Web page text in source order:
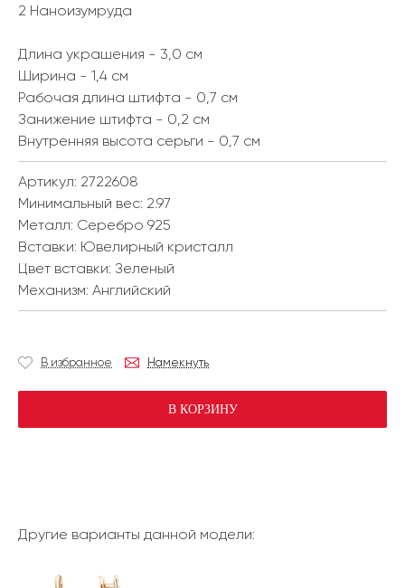
2 Наноизумруда
Длина украшения - 3,0 см
Ширина - 1,4 см
Рабочая длина штифта - 0,7 см
Занижение штифта - 0,2 см
Внутренняя высота серьги - 0,7 см
Артикул: 2722608
Минимальный вес: 2.97
Металл: Серебро 925
Вставки: Ювелирный кристалл
Цвет вставки: Зеленый
Механизм: Английский
В избранное Намекнуть
В КОРЗИНУ
Другие варианты данной модели: